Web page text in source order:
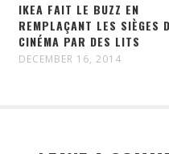
IKEA FAIT LE BUZZ EN
REMPLAÇANT LES SIÈGES
CINÉMA PAR DES LITS
DECEMBER 16, 2014